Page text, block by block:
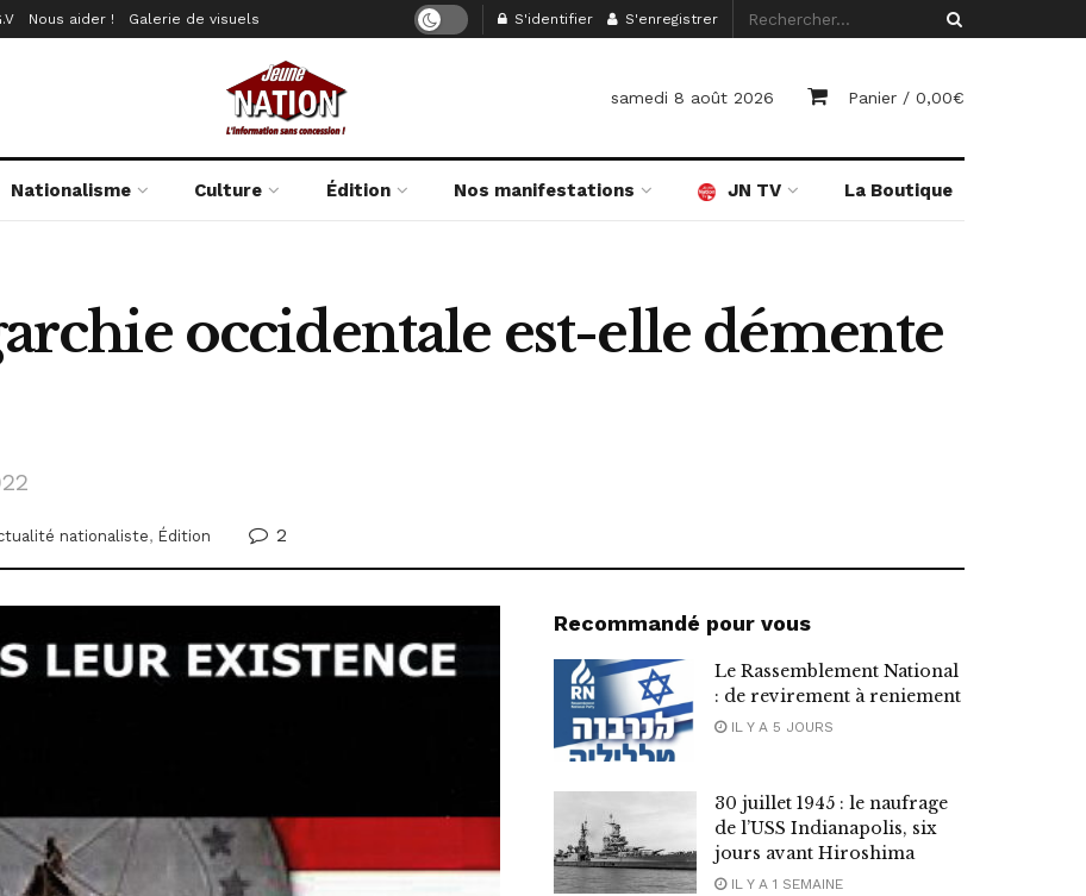
Nous aider ! Galerie de visuels S'identifier S'enregistrer
samedi 8 août 2026 Panier / 0,00€
Nationalisme Culture Édition Nos manifestations JN TV La Boutique
occidentale est-elle démente
nationaliste, Édition 2
Recommandé pour vous
Le Rassemblement National
: de revirement à reniement
IL Y A 5 JOURS
30 juillet 1945 : le naufrage
de l’USS Indianapolis, six
jours avant Hiroshima
IL Y A 1 SEMAINE